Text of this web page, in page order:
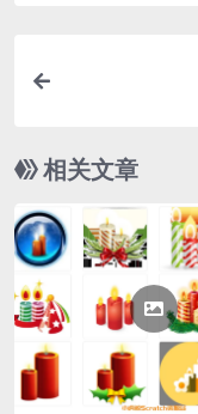
相关文章